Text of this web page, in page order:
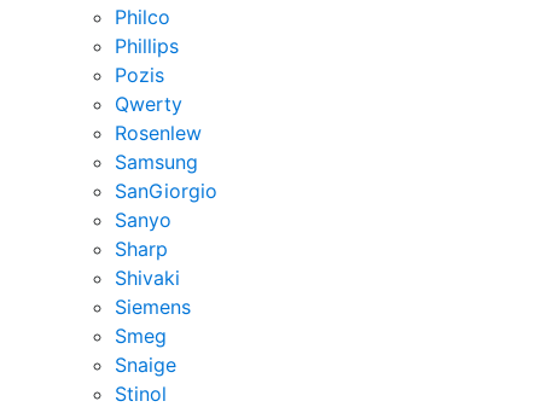
Philco
Phillips
Pozis
Qwerty
Rosenlew
Samsung
SanGiorgio
Sanyo
Sharp
Shivaki
Siemens
Smeg
Snaige
Stinol